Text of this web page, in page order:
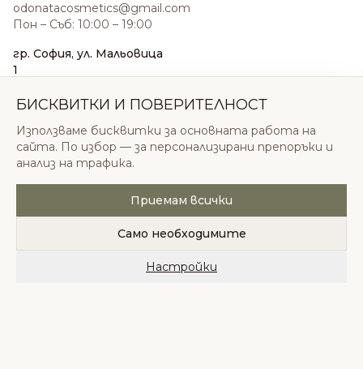
odonatacosmetics@gmail.com
Пон – Съб: 10:00 – 19:00
гр. София, ул. Мальовица
1
sales@odonatacosmetics.com
Нед: 11:00 – 18:00
© 2026 Одоната Козметикс ООД. Всички права
запазени.
Политика за поверителностОбщи условия
БИСКВИТКИ И ПОВЕРИТЕЛНОСТ
Използваме бисквитки за основната работа на
сайта. По избор — за персонализирани препоръки и
анализ на трафика.
Приемам всички
Само необходимите
Настройки